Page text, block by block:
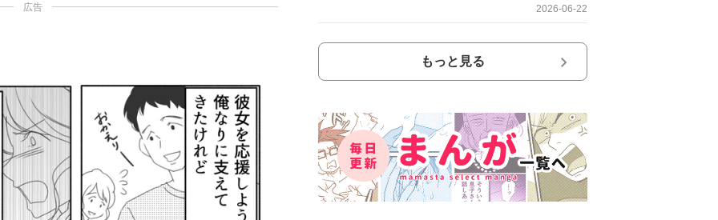
広告 2026-06-22
もっと見る